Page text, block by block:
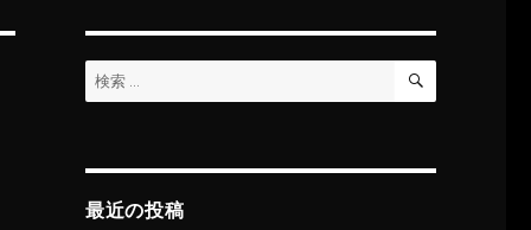
検
索:
検
最近の投稿